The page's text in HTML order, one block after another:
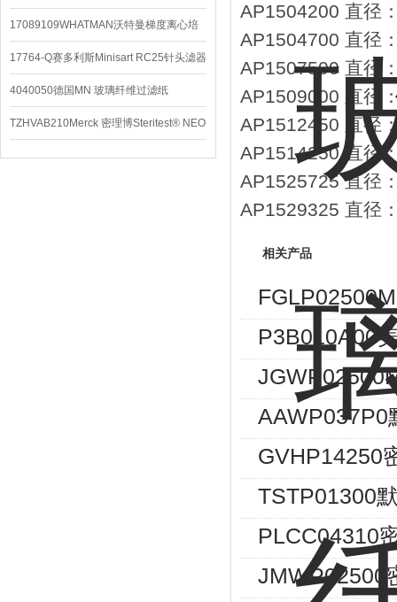
配件
17089109WHATMAN沃特曼梯度离心培
养基
17764-Q赛多利斯Minisart RC25针头滤器
4040050德国MN 玻璃纤维过滤纸
TZHVAB210Merck 密理博Steritest® NEO
设备
AP1504200 直
AP1504700 直
AP1507500 直
AP1509000 直
AP1512450 直
AP1514250 直
AP1525725 直
AP1529325 直径
相关产品
P3B010A00
AAWP037P0
GVHP14250
TSTP01300
PLCC04310
JMWP02500